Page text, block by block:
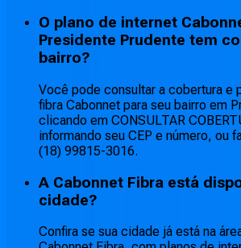
O plano de internet
Presidente Prudente tem
bairro?
Você pode consultar a cobertura e
fibra Cabonnet para seu bairro em
clicando em CONSULTAR
informando seu CEP e número, ou
(18) 99815-3016.
A Cabonnet Fibra está
cidade?
Confira se sua cidade já está na